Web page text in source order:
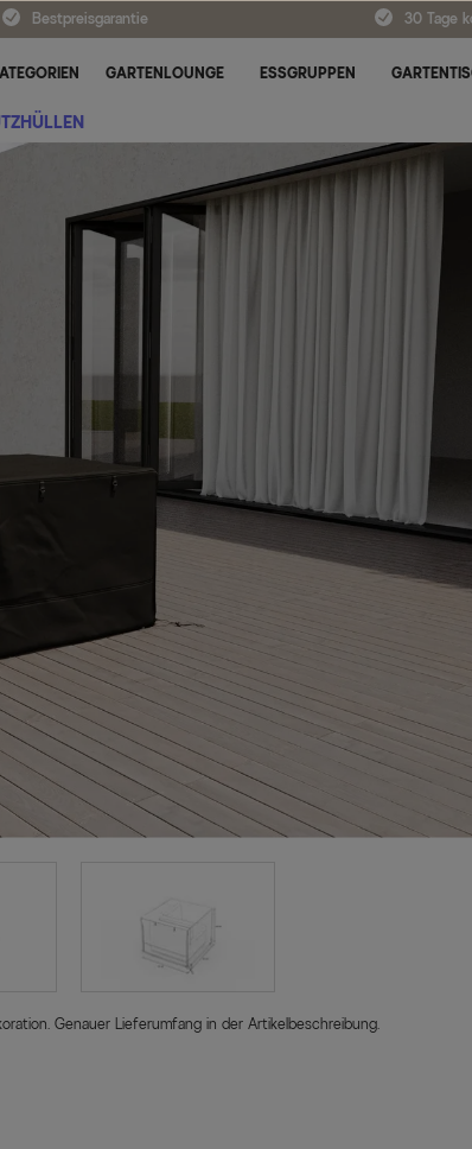
Bestpreisgarantie 30 Tage
GARTENLOUNGE ESSGRUPPEN
Genauer Lieferumfang in der Artikelbeschreibung.